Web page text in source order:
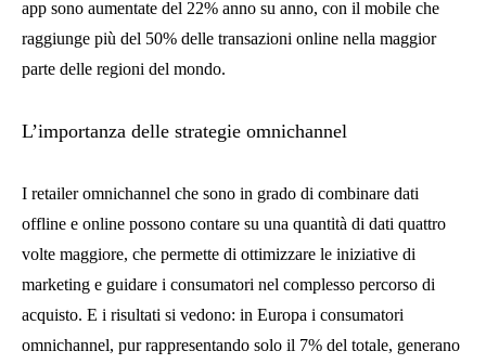
app sono aumentate del 22% anno su anno, con il mobile che
raggiunge più del 50% delle transazioni online nella maggior
parte delle regioni del mondo.
L’importanza delle strategie omnichannel
I retailer omnichannel che sono in grado di combinare dati
offline e online possono contare su una quantità di dati quattro
volte maggiore, che permette di ottimizzare le iniziative di
marketing e guidare i consumatori nel complesso percorso di
acquisto. E i risultati si vedono: in Europa i consumatori
omnichannel, pur rappresentando solo il 7% del totale, generano